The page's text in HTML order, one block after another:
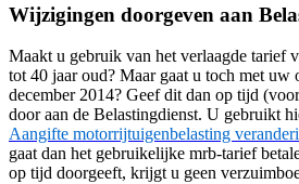
Wijzigingen doorgeven aan
Maakt u gebruik van het verlaagde tarief
tot 40 jaar oud? Maar gaat u toch met uw
december 2014? Geef dit dan op tijd
door aan de Belastingdienst. U gebruikt
Aangifte motorrijtuigenbelasting
gaat dan het gebruikelijke mrb-tarief
op tijd doorgeeft, krijgt u geen